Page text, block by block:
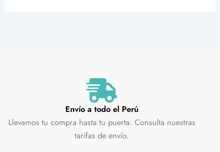
Envío a todo el Perú
Llevamos tu compra hasta tu puerta. Consulta nuestras
tarifas de envío.